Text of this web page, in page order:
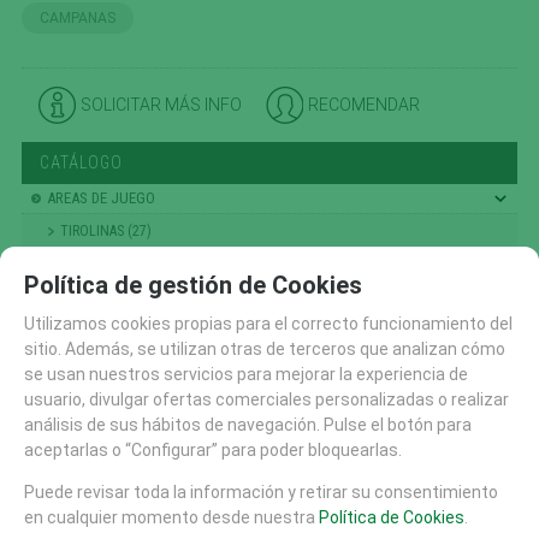
CAMPANAS
SOLICITAR MÁS INFO RECOMENDAR
CATÁLOGO
AREAS DE JUEGO
TIROLINAS (27)
PANELES Y DIDACTICOS (59)
TOBOGANES (89)
RECAMBIOS (10)
CASITAS MESAS Y BANCOS (48)
COLUMPIOS (56)
NIÑOS PEQUEÑOS
Política de gestión de Cookies
Utilizamos cookies propias para el correcto funcionamiento del
sitio. Además, se utilizan otras de terceros que analizan cómo
se usan nuestros servicios para mejorar la experiencia de
usuario, divulgar ofertas comerciales personalizadas o realizar
análisis de sus hábitos de navegación. Pulse el botón para
aceptarlas o “Configurar” para poder bloquearlas.
Puede revisar toda la información y retirar su consentimiento
en cualquier momento desde nuestra Política de Cookies